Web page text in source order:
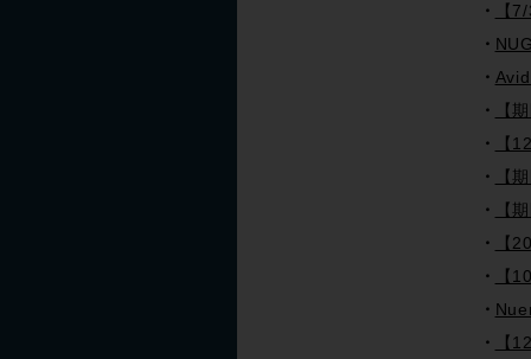
【
【
【
【
【
【
【
【